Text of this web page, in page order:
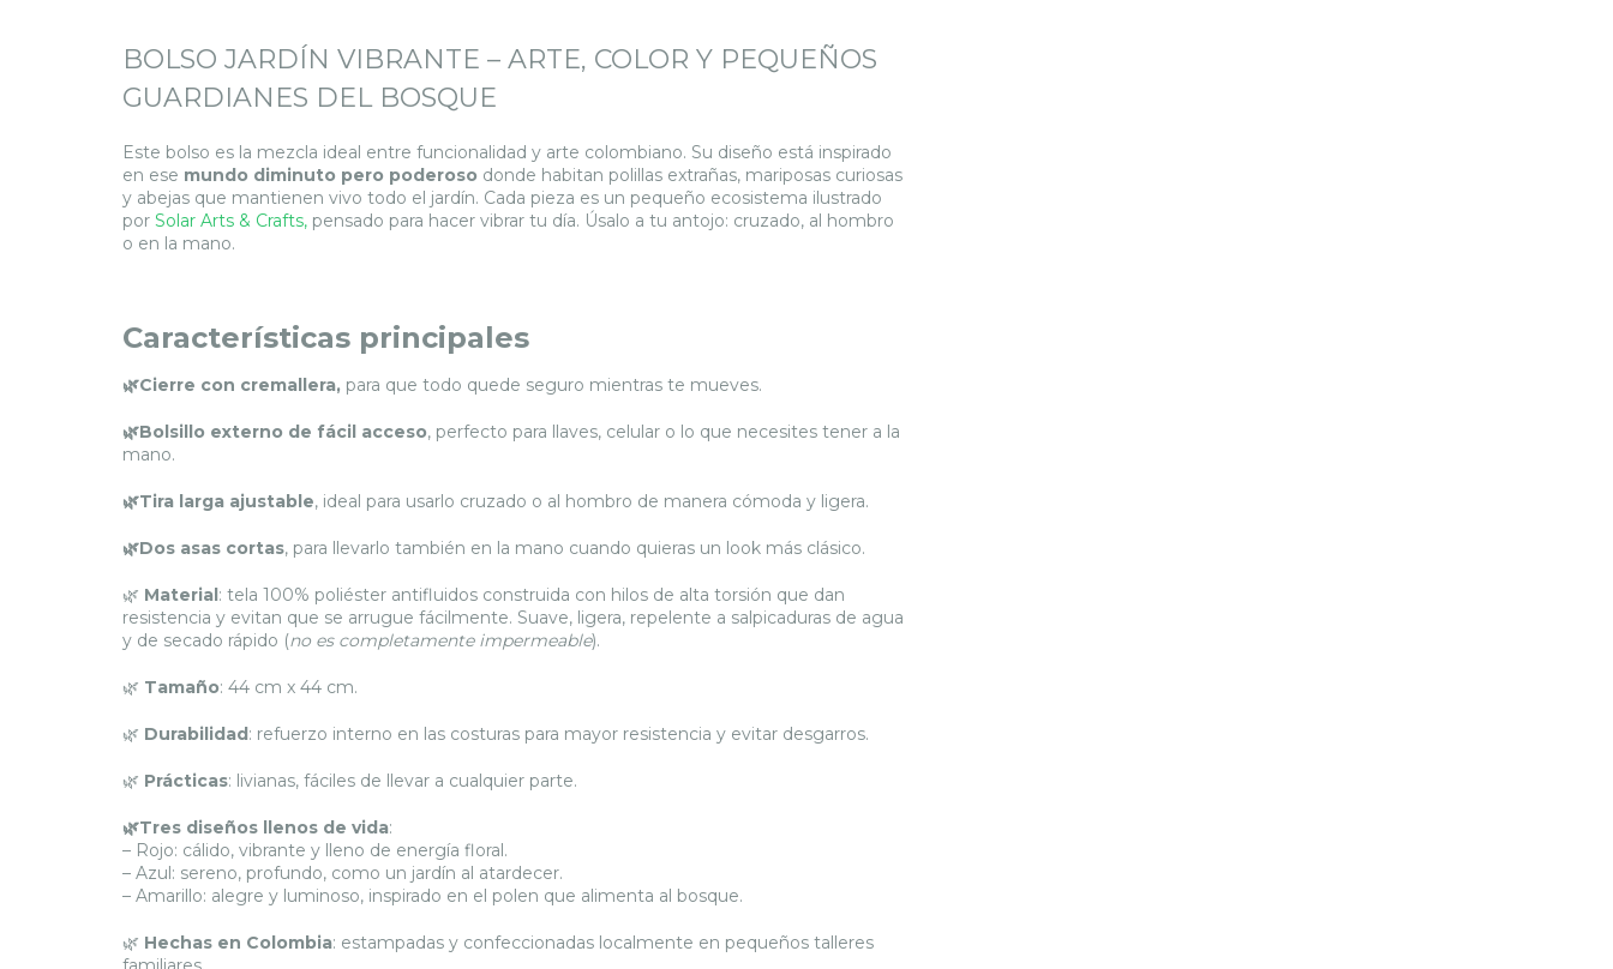
BOLSO JARDÍN VIBRANTE – ARTE, COLOR Y PEQUEÑOS
GUARDIANES DEL BOSQUE
Este bolso es la mezcla ideal entre funcionalidad y arte colombiano. Su diseño está inspirado
en ese mundo diminuto pero poderoso donde habitan polillas extrañas, mariposas curiosas
y abejas que mantienen vivo todo el jardín. Cada pieza es un pequeño ecosistema ilustrado
por Solar Arts & Crafts, pensado para hacer vibrar tu día. Úsalo a tu antojo: cruzado, al hombro
o en la mano.
Características principales
🌿Cierre con cremallera, para que todo quede seguro mientras te mueves.
🌿Bolsillo externo de fácil acceso, perfecto para llaves, celular o lo que necesites tener a la
mano.
🌿Tira larga ajustable, ideal para usarlo cruzado o al hombro de manera cómoda y ligera.
🌿Dos asas cortas, para llevarlo también en la mano cuando quieras un look más clásico.
🌿 Material: tela 100% poliéster antifluidos construida con hilos de alta torsión que dan
resistencia y evitan que se arrugue fácilmente. Suave, ligera, repelente a salpicaduras de agua
y de secado rápido (no es completamente impermeable).
🌿 Tamaño: 44 cm x 44 cm.
🌿 Durabilidad: refuerzo interno en las costuras para mayor resistencia y evitar desgarros.
🌿 Prácticas: livianas, fáciles de llevar a cualquier parte.
🌿Tres diseños llenos de vida:
– Rojo: cálido, vibrante y lleno de energía floral.
– Azul: sereno, profundo, como un jardín al atardecer.
– Amarillo: alegre y luminoso, inspirado en el polen que alimenta al bosque.
🌿 Hechas en Colombia: estampadas y confeccionadas localmente en pequeños talleres